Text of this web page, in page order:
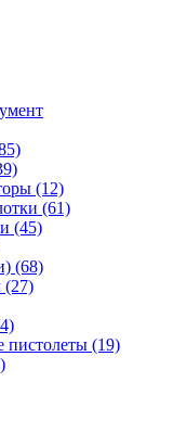
(12)
(61)
(45)
(68)
(27)
пистолеты (19)